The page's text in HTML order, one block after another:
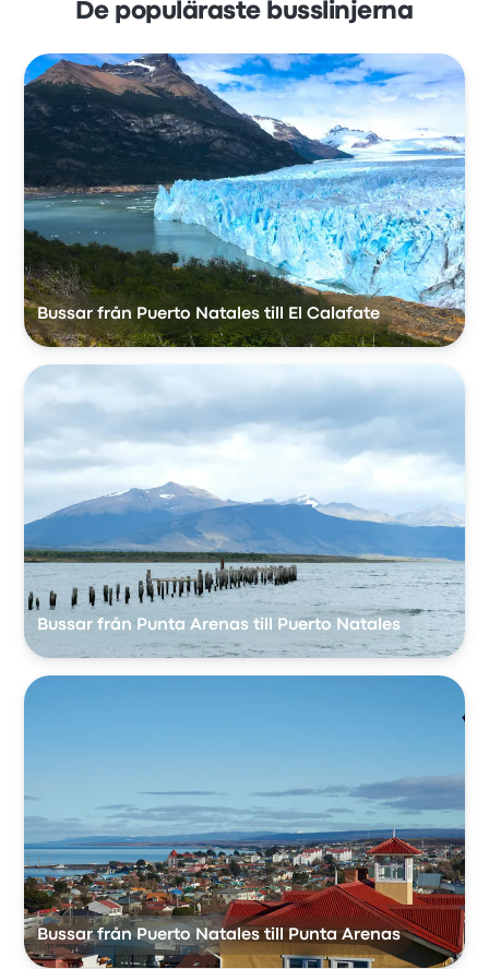
De populäraste busslinjerna
Bussar från Puerto Natales till El Calafate
Bussar från Punta Arenas till Puerto Natales
Bussar från Puerto Natales till Punta Arenas